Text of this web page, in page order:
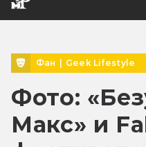
Фан | Geek Lifestyle
Фото:
Макс» и